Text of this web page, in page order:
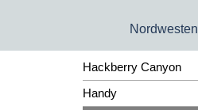
Nordwesten
Hackberry Canyon
Handy